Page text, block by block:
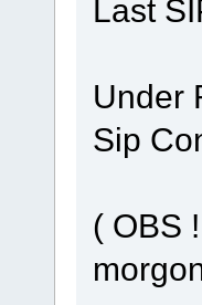
Last
Under
Sip
( OBS